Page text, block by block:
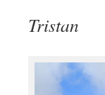
Tristan